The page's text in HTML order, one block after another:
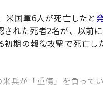
米国軍6人が死亡したと
れた死者2名が、以前
期の報復攻撃で死亡し
兵が「重傷」を負って